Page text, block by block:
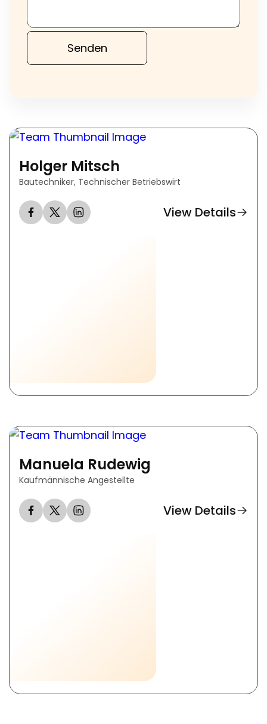
Holger Mitsch
Bautechniker, Technischer Betriebswirt
View Details
Manuela Rudewig
Kaufmännische Angestellte
View Details